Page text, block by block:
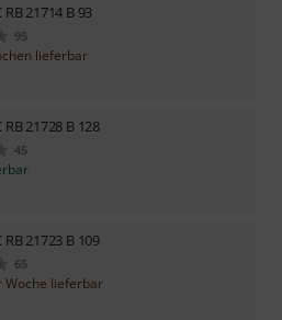
RB 21714 B 93
95
lieferbar
RB 21728 B 128
45
RB 21723 B 109
65
Woche lieferbar